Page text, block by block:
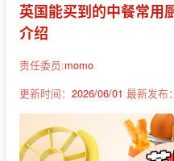
英国能买到的中餐常用
介绍
责任委员:momo
更新时间： 2026/06/01 最新发布：